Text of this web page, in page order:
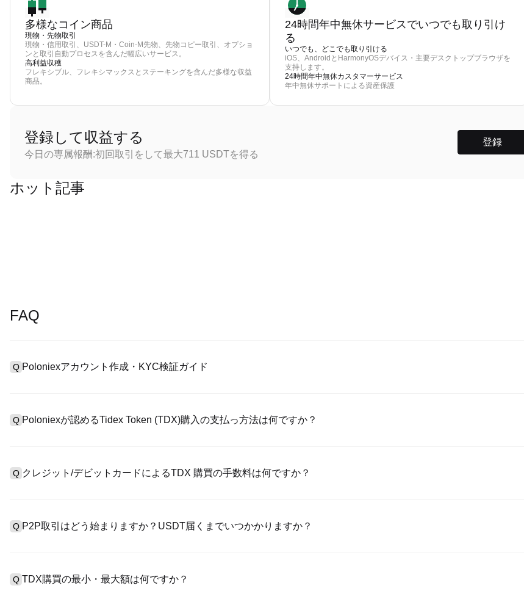
多様なコイン商品
現物・先物取引
現物・信用取引、USDT-M・Coin-M先物、先物コピー取引、オプショ
ンと取引自動プロセスを含んだ幅広いサービス。
高利益収穫
フレキシブル、フレキシマックスとステーキングを含んだ多様な収益
商品。
24時間年中無休サービスでいつでも取り引け
る
いつでも、どこでも取り引ける
iOS、AndroidとHarmonyOSデバイス・主要デスクトップブラウザを
支持します。
24時間年中無休カスタマーサービス
年中無休サポートによる資産保護
登録して収益する
今日の専属報酬:初回取引をして最大711 USDTを得る
登録
ホット記事
FAQ
Q Poloniexアカウント作成・KYC検証ガイド
>「安全性」へ有効ID証明をアップし、自撮りしてKYC検証を完成させてください。このプロセスは通常24～48時間かかります。
Q Poloniexが認めるTidex Token (TDX)購入の支払っ方法は何ですか？
入金）（プロセス1～3営業日かかる）;4）$100,000超えた大額売買のためのカスタム価格でのOTC取引。
Q クレジット/デビットカードによるTDX 購買の手数料は何ですか？
引手数料（0.05%まで低く）が必要です。
Q P2P取引はどう始まりますか？USDT届くまでいつかかりますか？
第に、決済は通常15分～2時間かかります。
Q TDX購買の最小・最大額は何ですか？